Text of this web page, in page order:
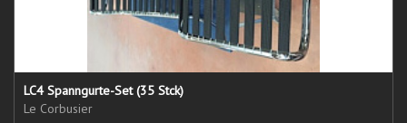
LC4 Spanngurte-Set (35 Stck)
Le Corbusier